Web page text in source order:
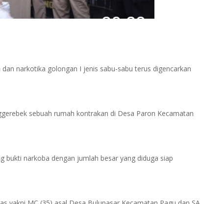
narkotika golongan I jenis sabu-sabu terus digencarkan
sebuah rumah kontrakan di Desa Paron Kecamatan
bukti narkoba dengan jumlah besar yang diduga siap